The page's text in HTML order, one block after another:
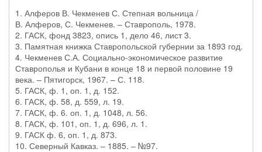
1. Алферов В. Чекменев С. Степная вольница /
В. Алферов, С. Чекменев. – Ставрополь, 1978.
2. ГАСК, фонд 3823, опись 1, дело 46, лист 3.
3. Памятная книжка Ставропольской губернии за 1893 год.
4. Чекменев С.А. Социально-экономическое развитие
Ставрополья и Кубани в конце 18 и первой половине 19
века. – Пятигорск, 1967. – С. 118.
5. ГАСК, ф. 1, оп. 1, д. 152.
6. ГАСК, ф. 58, д. 559, л. 19.
7. ГАСК, ф. 6. оп. 1, д. 1048, л. 56.
8. ГАСК, ф. 101, оп. 1, д. 696, л. 1.
9. ГАСК ф. 6, оп. 1, д. 873.
10. Северный Кавказ. – 1885. – №97.